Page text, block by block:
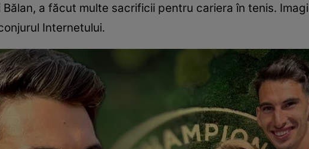
a făcut multe sacrificii pentru cariera în tenis.
Internetului.